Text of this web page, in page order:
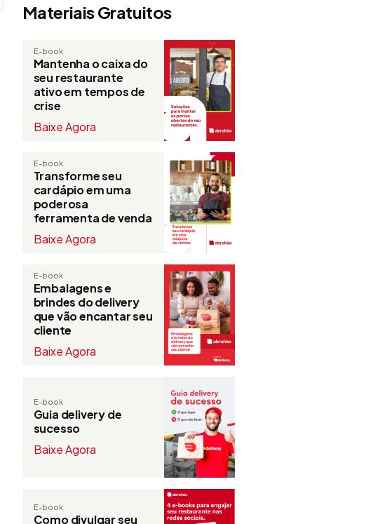
Materiais Gratuitos
E-book
Mantenha o caixa do
seu restaurante
ativo em tempos de
crise
Baixe Agora
E-book
Transforme seu
cardápio em uma
poderosa
ferramenta de venda
Baixe Agora
E-book
Embalagens e
brindes do delivery
que vão encantar seu
cliente
Baixe Agora
E-book
Guia delivery de
sucesso
Baixe Agora
E-book
Como divulgar seu